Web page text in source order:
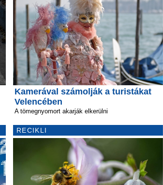
Kamerával számolják a turistákat
Velencében
A tömegnyomort akarják elkerülni
RECIKLI